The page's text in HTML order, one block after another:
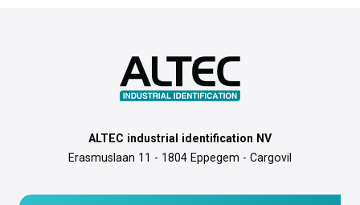
ALTEC industrial identification NV
Erasmuslaan 11 - 1804 Eppegem - Cargovil